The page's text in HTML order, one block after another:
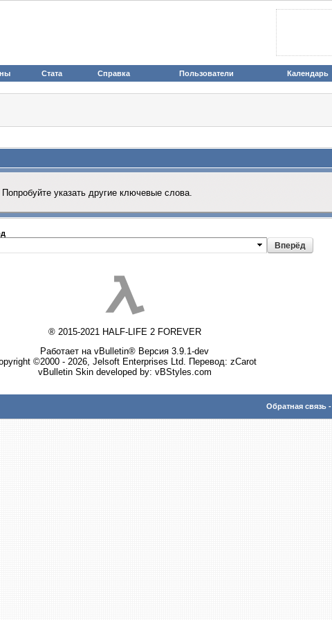
Стата Справка Пользователи Календарь
указать другие ключевые слова.
® 2015-2021 HALF-LIFE 2 FOREVER
Работает на vBulletin® Версия 3.9.1-dev
©2000 - 2026, Jelsoft Enterprises Ltd. Перевод: zCarot
vBulletin Skin developed by: vBStyles.com
Обратная связь -